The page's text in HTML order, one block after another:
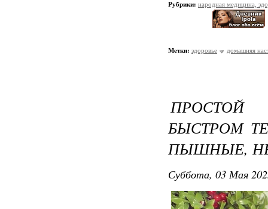
Рубрики: народная медицина,
Метки: здоровье домашняя
БЫСТРОМ
ПЫШНЫЕ,
Суббота, 03 Мая